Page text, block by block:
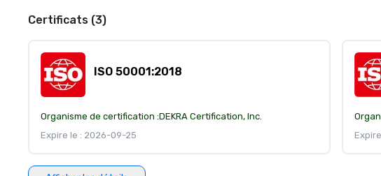
Certificats (3)
ISO 50001:2018
Organisme de certification :DEKRA Certification, Inc.
Expire le : 2026-09-25